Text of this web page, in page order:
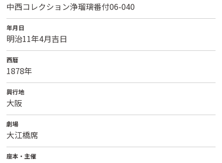
中西コレクション浄瑠璃番付06-040
年月日
明治11年4月吉日
西暦
1878年
興行地
大阪
劇場
大江橋席
座本・主催